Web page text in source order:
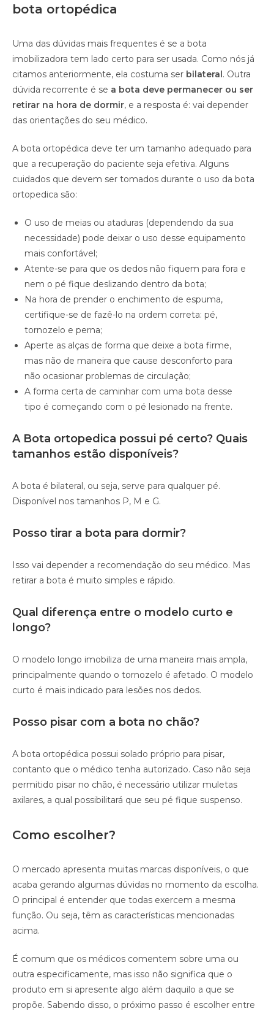
bota ortopédica
Uma das dúvidas mais frequentes é se a bota
imobilizadora tem lado certo para ser usada. Como nós já
citamos anteriormente, ela costuma ser bilateral. Outra
dúvida recorrente é se a bota deve permanecer ou ser
retirar na hora de dormir, e a resposta é: vai depender
das orientações do seu médico.
A bota ortopédica deve ter um tamanho adequado para
que a recuperação do paciente seja efetiva. Alguns
cuidados que devem ser tomados durante o uso da bota
ortopedica são:
O uso de meias ou ataduras (dependendo da sua
necessidade) pode deixar o uso desse equipamento
mais confortável;
Atente-se para que os dedos não fiquem para fora e
nem o pé fique deslizando dentro da bota;
Na hora de prender o enchimento de espuma,
certifique-se de fazê-lo na ordem correta: pé,
tornozelo e perna;
Aperte as alças de forma que deixe a bota firme,
mas não de maneira que cause desconforto para
não ocasionar problemas de circulação;
A forma certa de caminhar com uma bota desse
tipo é começando com o pé lesionado na frente.
A Bota ortopedica possui pé certo? Quais
tamanhos estão disponíveis?
A bota é bilateral, ou seja, serve para qualquer pé.
Disponível nos tamanhos P, M e G.
Posso tirar a bota para dormir?
Isso vai depender a recomendação do seu médico. Mas
retirar a bota é muito simples e rápido.
Qual diferença entre o modelo curto e
longo?
O modelo longo imobiliza de uma maneira mais ampla,
principalmente quando o tornozelo é afetado. O modelo
curto é mais indicado para lesões nos dedos.
Posso pisar com a bota no chão?
A bota ortopédica possui solado próprio para pisar,
contanto que o médico tenha autorizado. Caso não seja
permitido pisar no chão, é necessário utilizar muletas
axilares, a qual possibilitará que seu pé fique suspenso.
Como escolher?
O mercado apresenta muitas marcas disponíveis, o que
acaba gerando algumas dúvidas no momento da escolha.
O principal é entender que todas exercem a mesma
função. Ou seja, têm as características mencionadas
acima.
É comum que os médicos comentem sobre uma ou
outra especificamente, mas isso não significa que o
produto em si apresente algo além daquilo a que se
propõe. Sabendo disso, o próximo passo é escolher entre